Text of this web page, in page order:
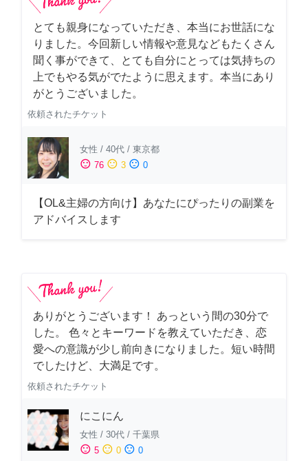
とても親身になっていただき、本当にお世話にな
りました。今回新しい情報や意見などもたくさん
聞く事ができて、とても自分にとっては気持ちの
上でもやる気がでたように思えます。本当にあり
がとうございました。
依頼されたチケット
女性 / 40代 / 東京都
sentiment_satisfied 76 sentiment_neutral 3 sentiment_dissatisfied 0
【OL&主婦の方向け】あなたにぴったりの副業を
アドバイスします
ありがとうございます！ あっという間の30分で
した。 色々とキーワードを教えていただき、恋
愛への意識が少し前向きになりました。短い時間
でしたけど、大満足です。
依頼されたチケット
にこにん
女性 / 30代 / 千葉県
sentiment_satisfied 5 sentiment_neutral 0 sentiment_dissatisfied 0